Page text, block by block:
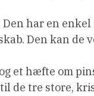
har en
Den kan de
et hæfte om
de tre store,